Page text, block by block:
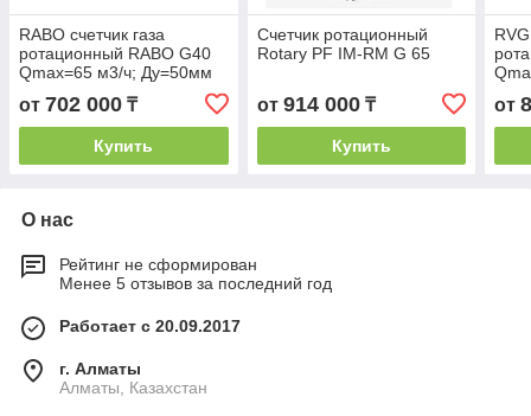
RABO счетчик газа
ротационный RABO G40
Qmax=65 м3/ч; Ду=50мм
от 702 000 ₸
Купить
Счетчик ротационный
Rotary PF IM-RM G 65
от 914 000₸
Купить
от
О нас
Рейтинг не сформирован
Менее 5 отзывов за последний год
Работает с 20.09.2017
г. Алматы
Алматы, Казахстан